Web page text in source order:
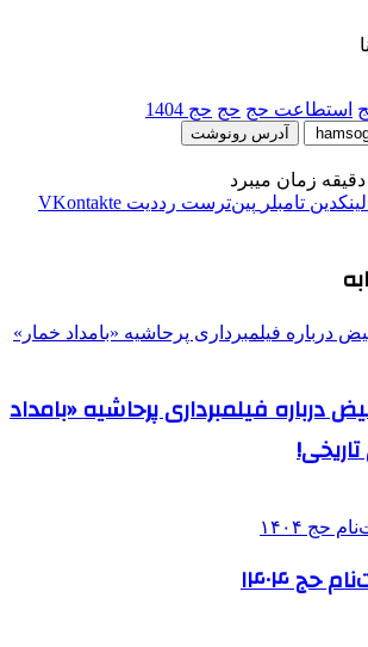
استطاعت حج حج حج 1404
آدرس رونوشت
لینکدین ‫تامبلر ‫پین‌ترست ‫رددیت ‫VKontakte
فیلمبرداری پرحاشیه‌ «بامداد
حج ۱۴۰۴